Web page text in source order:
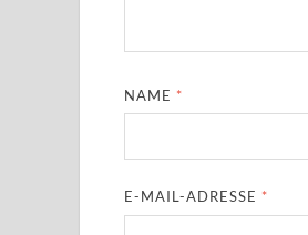
NAME *
E-MAIL-ADRESSE *